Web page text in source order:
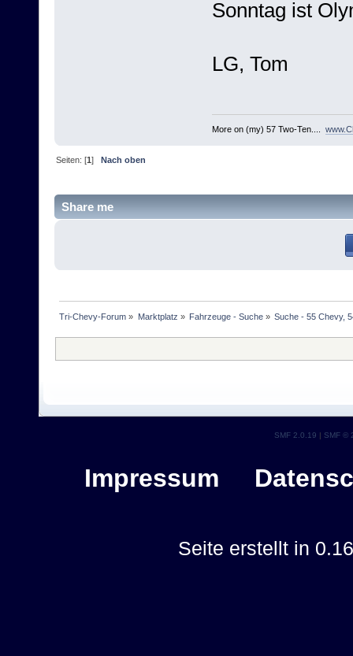
Sonntag ist
LG, Tom
More on (my) 57 Two-Ten....
Seiten: [1]Nach oben
Share me
Tri-Chevy-Forum » Marktplatz » Fahrzeuge - Suche» Suche - 55 Chevy,
SMF 2.0.19 | SMF ©
Impressum
Seite erstellt in